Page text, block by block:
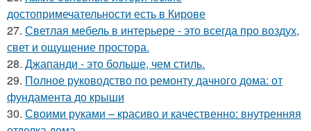
достопримечательности есть в Кирове
27. Светлая мебель в интерьере - это всегда про воздух,
свет и ощущение простора.
28. Джапанди - это больше, чем стиль.
29. Полное руководство по ремонту дачного дома: от
фундамента до крыши
30. Своими руками – красиво и качественно: внутренняя